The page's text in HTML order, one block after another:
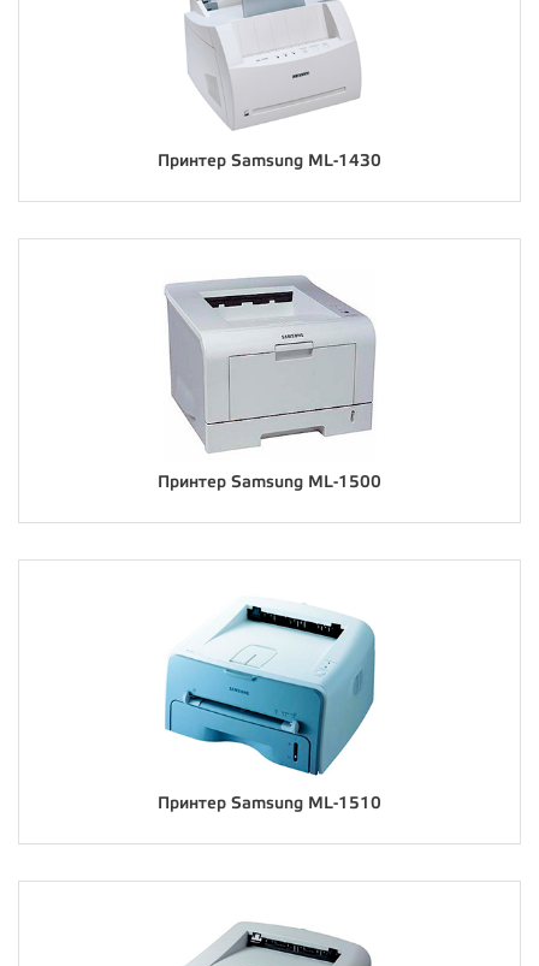
Принтер Samsung ML-1430
Принтер Samsung ML-1500
Принтер Samsung ML-1510